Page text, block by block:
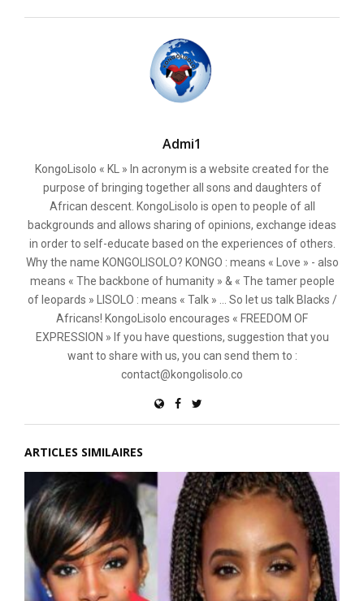
Admi1
KongoLisolo « KL » In acronym is a website created for the
purpose of bringing together all sons and daughters of
African descent. KongoLisolo is open to people of all
backgrounds and allows sharing of opinions, exchange ideas
in order to self-educate based on the experiences of others.
Why the name KONGOLISOLO? KONGO : means « Love » - also
means « The backbone of humanity » & « The tamer people
of leopards » LISOLO : means « Talk » ... So let us talk Blacks /
Africans! KongoLisolo encourages « FREEDOM OF
EXPRESSION » If you have questions, suggestion that you
want to share with us, you can send them to :
contact@kongolisolo.co
ARTICLES SIMILAIRES